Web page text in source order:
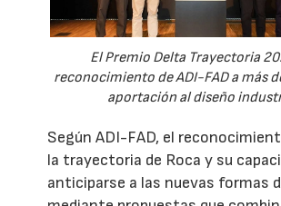
El Premio Delta Trayectoria
reconocimiento de ADI-FAD a más
aportación al diseño
Según ADI-FAD, el
la trayectoria de Roca y su
anticiparse a las nuevas formas